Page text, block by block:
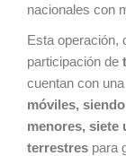
nacionales con
Esta operación,
participación de
cuentan con
móviles,
menores, siete
terrestres para